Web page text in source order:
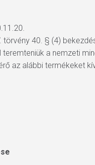
törvény 40. § (4)
a nemzeti
az alábbi termékeket